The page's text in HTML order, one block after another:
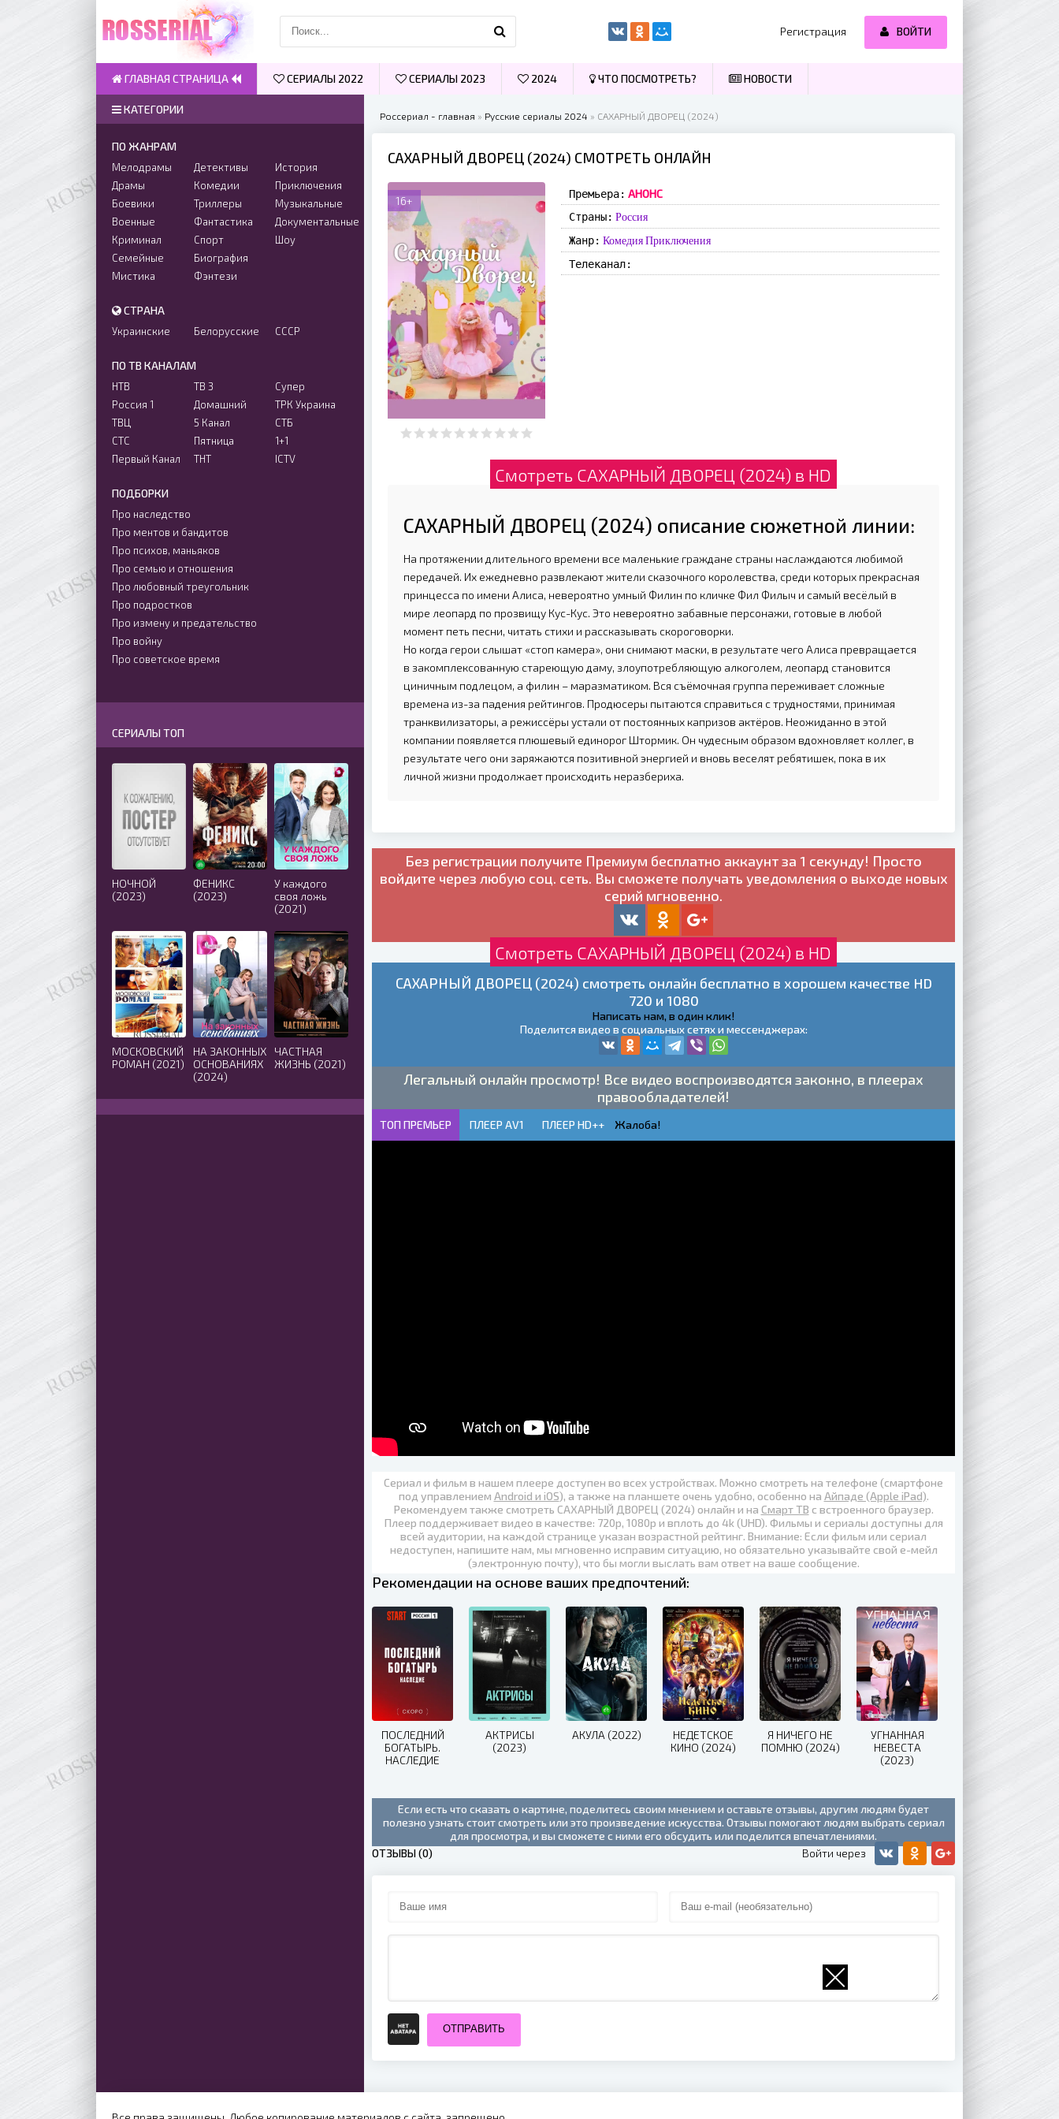
Россериал - главная » Русские сериалы 2024 » САХАРНЫЙ ДВОРЕЦ (2024)
САХАРНЫЙ ДВОРЕЦ (2024) СМОТРЕТЬ ОНЛАЙН
16+ Премьера: АНОНС
Страны: Россия
Жанр: Комедия Приключения
Телеканал:
Смотреть САХАРНЫЙ ДВОРЕЦ (2024) в HD
САХАРНЫЙ ДВОРЕЦ (2024) описание сюжетной линии:
На протяжении длительного времени все маленькие граждане страны наслаждаются любимой
передачей. Их ежедневно развлекают жители сказочного королевства, среди которых прекрасная
принцесса по имени Алиса, невероятно умный Филин по кличке Фил Филыч и самый весёлый в
мире леопард по прозвищу Кус-Кус. Это невероятно забавные персонажи, готовые в любой
момент петь песни, читать стихи и рассказывать скороговорки.
Но когда герои слышат «стоп камера», они снимают маски, в результате чего Алиса превращается
в закомплексованную стареющую даму, злоупотребляющую алкоголем, леопард становится
циничным подлецом, а филин – маразматиком. Вся съёмочная группа переживает сложные
времена из-за падения рейтингов. Продюсеры пытаются справиться с трудностями, принимая
транквилизаторы, а режиссёры устали от постоянных капризов актёров. Неожиданно в этой
компании появляется плюшевый единорог Штормик. Он чудесным образом вдохновляет коллег, в
результате чего они заряжаются позитивной энергией и вновь веселят ребятишек, пока в их
личной жизни продолжает происходить неразбериха.
Без регистрации получите Премиум бесплатно аккаунт за 1 секунду! Просто
войдите через любую соц. сеть. Вы сможете получать уведомления о выходе новых
серий мгновенно.
Смотреть САХАРНЫЙ ДВОРЕЦ (2024) в HD
САХАРНЫЙ ДВОРЕЦ (2024) смотреть онлайн бесплатно в хорошем качестве HD
720 и 1080
Написать нам, в один клик!
Поделится видео в социальных сетях и мессенджерах:
Легальный онлайн просмотр! Все видео воспроизводятся законно, в плеерах
правообладателей!
ТОП ПРЕМЬЕР ПЛЕЕР AV1 ПЛЕЕР HD++ Жалоба!
Сериал и фильм в нашем плеере доступен во всех устройствах. Можно смотреть на телефоне (смартфоне
под управлением Android и iOS), а также на планшете очень удобно, особенно на Айпаде (Apple iPad).
Рекомендуем также смотреть САХАРНЫЙ ДВОРЕЦ (2024) онлайн и на Смарт ТВ с встроенного браузер.
Плеер поддерживает видео в качестве: 720p, 1080p и вплоть до 4k (UHD). Фильмы и сериалы доступны для
всей аудитории, на каждой странице указан возрастной рейтинг. Внимание: Если фильм или сериал
недоступен, напишите нам, мы мгновенно исправим ситуацию, но обязательно указывайте свой е-мейл
(электронную почту), что бы могли выслать вам ответ на ваше сообщение.
Рекомендации на основе ваших предпочтений:
ПОСЛЕДНИЙ
БОГАТЫРЬ.
НАСЛЕДИЕ
АКТРИСЫ
(2023)
АКУЛА (2022)
НЕДЕТСКОЕ
КИНО (2024)
Я НИЧЕГО НЕ
ПОМНЮ (2024)
УГНАННАЯ
НЕВЕСТА
(2023)
Если есть что сказать о картине, поделитесь своим мнением и оставьте отзывы, другим людям будет
полезно узнать стоит смотреть или это произведение искусства. Отзывы помогают людям выбрать сериал
для просмотра, и вы сможете с ними его обсудить или поделится впечатлениями.
ОТЗЫВЫ (0)
ОТПРАВИТЬ
КАТЕГОРИИ
ПО ЖАНРАМ
Мелодрамы
Драмы
Боевики
Военные
Криминал
Семейные
Мистика
Детективы
Комедии
Триллеры
Фантастика
Спорт
Биография
Фэнтези
История
Приключения
Музыкальные
Документальные
Шоу
СТРАНА
Украинские Белорусские СССР
ПО ТВ КАНАЛАМ
НТВ
Россия 1
ТВЦ
СТС
Первый Канал
ТВ 3
Домашний
5 Канал
Пятница
ТНТ
Супер
ТРК Украина
СТБ
1+1
ICTV
ПОДБОРКИ
Про наследство
Про ментов и бандитов
Про психов, маньяков
Про семью и отношения
Про любовный треугольник
Про подростков
Про измену и предательство
Про войну
Про советское время
СЕРИАЛЫ ТОП
НОЧНОЙ
(2023)
ФЕНИКС
(2023)
У каждого
своя ложь
(2021)
МОСКОВСКИЙ
РОМАН (2021)
НА ЗАКОННЫХ
ОСНОВАНИЯХ
(2024)
ЧАСТНАЯ
ЖИЗНЬ (2021)
Регистрация ВОЙТИ
ГЛАВНАЯ СТРАНИЦА СЕРИАЛЫ 2022 СЕРИАЛЫ 2023 2024 ЧТО ПОСМОТРЕТЬ? НОВОСТИ